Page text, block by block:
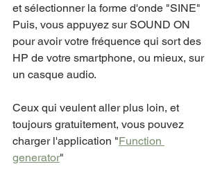
et sélectionner la forme d'onde "SINE"
Puis, vous appuyez sur SOUND ON
pour avoir votre fréquence qui sort des
HP de votre smartphone, ou mieux, sur
un casque audio.
Ceux qui veulent aller plus loin, et
toujours gratuitement, vous pouvez
charger l'application "Function
generator"